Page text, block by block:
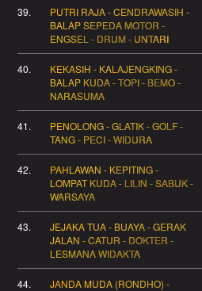
39.
PUTRI RAJA - CENDRAWASIH -
BALAP SEPEDA MOTOR -
ENGSEL - DRUM - UNTARI
40.
KEKASIH - KALAJENGKING -
BALAP KUDA - TOPI - BEMO -
NARASUMA
41.
PENOLONG - GLATIK - GOLF -
TANG - PECI - WIDURA
42.
PAHLAWAN - KEPITING -
LOMPAT KUDA - LILIN - SABUK -
WARSAYA
43.
JEJAKA TUA - BUAYA - GERAK
JALAN - CATUR - DOKTER -
LESMANA WIDAKTA
44.
JANDA MUDA (RONDHO) -